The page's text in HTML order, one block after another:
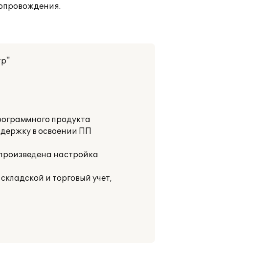
продукта
в освоении ПП
настройка
и торговый учет,